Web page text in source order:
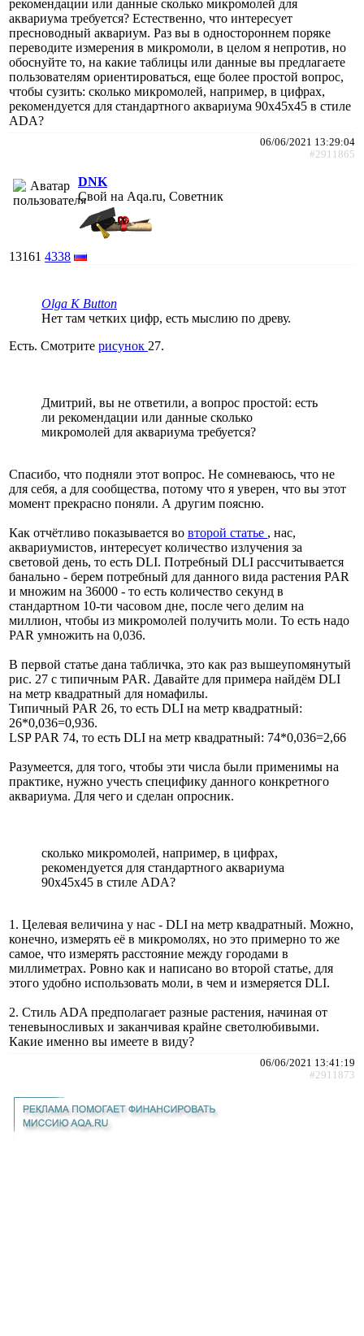
рекомендации или данные сколько микромолей для
аквариума требуется? Естественно, что интересует
пресноводный аквариум. Раз вы в одностороннем поряке
переводите измерения в микромоли, в целом я непротив, но
обоснуйте то, на какие таблицы или данные вы предлагаете
пользователям ориентироваться, еще более простой вопрос,
чтобы сузить: сколько микромолей, например, в цифрах,
рекомендуется для стандартного аквариума 90х45х45 в стиле
ADA?
06/06/2021 13:29:04
#2911865
DNK
Свой на Aqa.ru, Советник
13161 4338
Olga K Button
Нет там четких цифр, есть мыслию по древу.
Есть. Смотрите рисунок 27.
Дмитрий, вы не ответили, а вопрос простой: есть
ли рекомендации или данные сколько
микромолей для аквариума требуется?
Спасибо, что подняли этот вопрос. Не сомневаюсь, что не
для себя, а для сообщества, потому что я уверен, что вы этот
момент прекрасно поняли. А другим поясню.
Как отчётливо показывается во второй статье , нас,
аквариумистов, интересует количество излучения за
световой день, то есть DLI. Потребный DLI рассчитывается
банально - берем потребный для данного вида растения PAR
и множим на 36000 - то есть количество секунд в
стандартном 10-ти часовом дне, после чего делим на
миллион, чтобы из микромолей получить моли. То есть надо
PAR умножить на 0,036.
В первой статье дана табличка, это как раз вышеупомянутый
рис. 27 с типичным PAR. Давайте для примера найдём DLI
на метр квадратный для номафилы.
Типичный PAR 26, то есть DLI на метр квадратный:
26*0,036=0,936.
LSP PAR 74, то есть DLI на метр квадратный: 74*0,036=2,66
Разумеется, для того, чтобы эти числа были применимы на
практике, нужно учесть специфику данного конкретного
аквариума. Для чего и сделан опросник.
сколько микромолей, например, в цифрах,
рекомендуется для стандартного аквариума
90х45х45 в стиле ADA?
1. Целевая величина у нас - DLI на метр квадратный. Можно,
конечно, измерять её в микромолях, но это примерно то же
самое, что измерять расстояние между городами в
миллиметрах. Ровно как и написано во второй статье, для
этого удобно использовать моли, в чем и измеряется DLI.
2. Стиль ADA предполагает разные растения, начиная от
теневыносливых и заканчивая крайне светолюбивыми.
Какие именно вы имеете в виду?
06/06/2021 13:41:19
#2911873